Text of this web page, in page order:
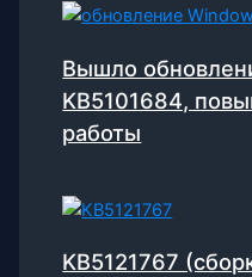
Вышло
KB5101684,
работы
KB5121767